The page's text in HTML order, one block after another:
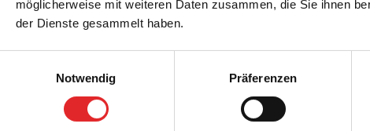
möglicherweise mit weiteren Daten zusammen, die Sie ihnen
der Dienste gesammelt haben.
Notwendig
Präferenzen
in Pest
und lebhafte Atmosphäre
2. TAG
Buda